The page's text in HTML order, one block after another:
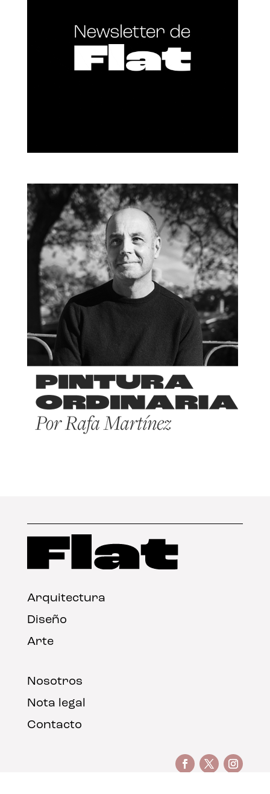
Arquitectura
Diseño
Arte
Nosotros
Nota legal
Contacto